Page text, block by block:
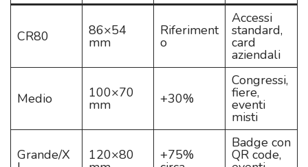
CR80 86×54
mm
Riferiment
o
Accessi
standard,
card
aziendali
Medio 100×70
mm +30%
Congressi,
fiere,
eventi
misti
Grande/X 120×80 +75%
Badge con
QR code,